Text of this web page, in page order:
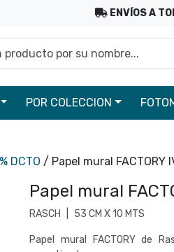
ENVÍOS A
por su nombre...
POR COLECCION
DCTO / Papel mural FACTORY
Papel mural
RASCH 53 CM X 10 MTS
Papel mural FACTORY de